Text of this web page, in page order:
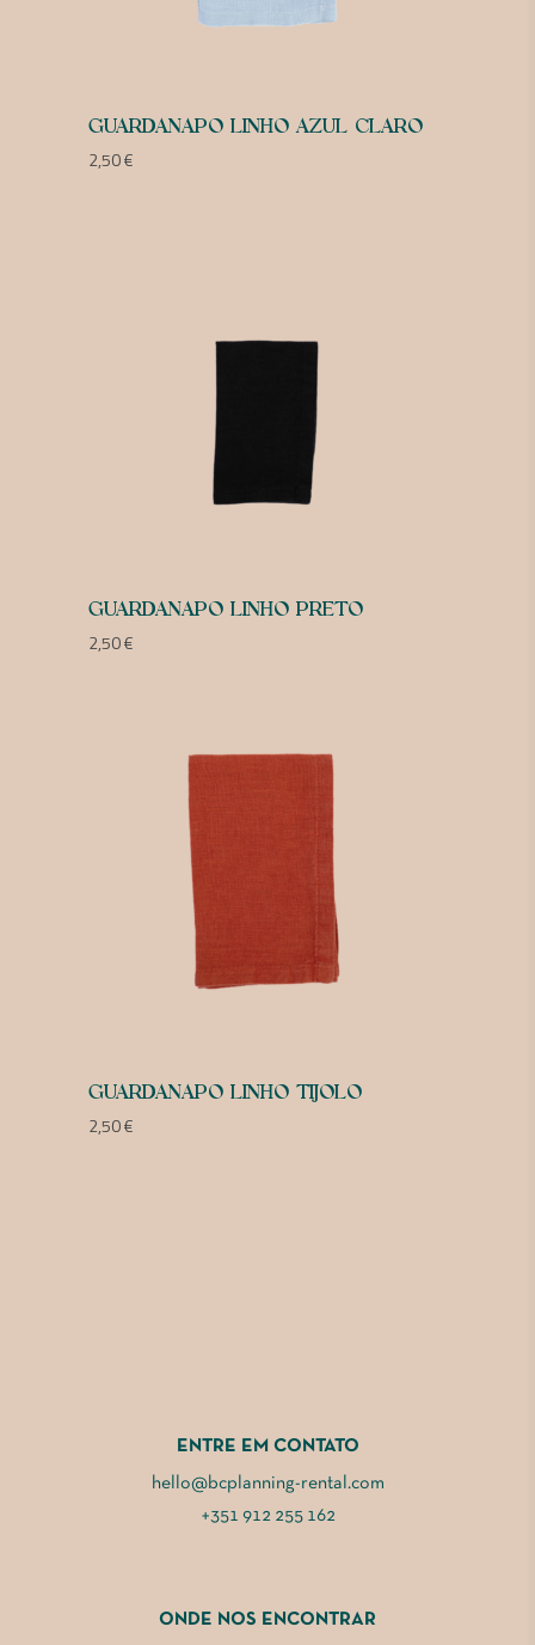
GUARDANAPO LINHO AZUL CLARO
2,50€
GUARDANAPO LINHO PRETO
2,50€
GUARDANAPO LINHO TIJOLO
2,50€
ENTRE EM CONTATO
hello@bcplanning-rental.com
+351 912 255 162
ONDE NOS ENCONTRAR